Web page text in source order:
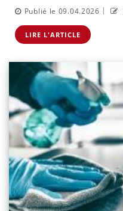
Publié le 09.04.2026 |
LIRE L'ARTICLE